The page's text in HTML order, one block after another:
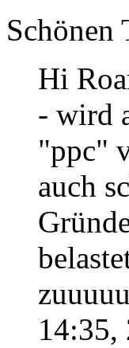
Schönen
Hi
- wird
"ppc"
auch
14:35,